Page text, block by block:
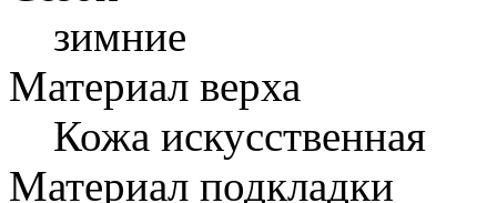
зимние
Материал верха
Кожа искусственная
Материал подкладки